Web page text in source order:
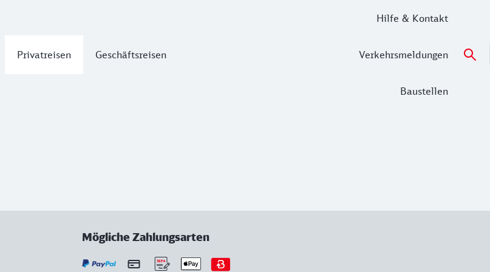
Privatreisen Geschäftsreisen
Hilfe & Kontakt
Verkehrsmeldungen
Baustellen
Mögliche Zahlungsarten